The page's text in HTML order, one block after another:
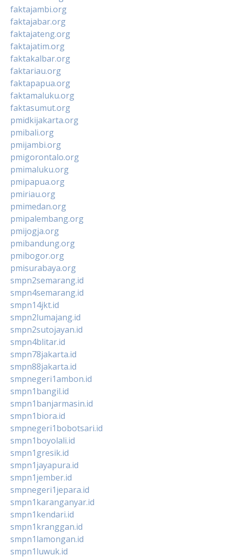
faktajambi.org
faktajabar.org
faktajateng.org
faktajatim.org
faktakalbar.org
faktariau.org
faktapapua.org
faktamaluku.org
faktasumut.org
pmidkijakarta.org
pmibali.org
pmijambi.org
pmigorontalo.org
pmimaluku.org
pmipapua.org
pmiriau.org
pmimedan.org
pmipalembang.org
pmijogja.org
pmibandung.org
pmibogor.org
pmisurabaya.org
smpn2semarang.id
smpn4semarang.id
smpn14jkt.id
smpn2lumajang.id
smpn2sutojayan.id
smpn4blitar.id
smpn78jakarta.id
smpn88jakarta.id
smpnegeri1ambon.id
smpn1bangil.id
smpn1banjarmasin.id
smpn1biora.id
smpnegeri1bobotsari.id
smpn1boyolali.id
smpn1gresik.id
smpn1jayapura.id
smpn1jember.id
smpnegeri1jepara.id
smpn1karanganyar.id
smpn1kendari.id
smpn1kranggan.id
smpn1lamongan.id
smpn1luwuk.id